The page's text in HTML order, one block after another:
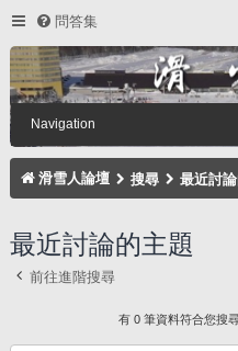
問答集
Navigation
滑雪人論壇 搜尋 最近討
最近討論的主題
前往進階搜尋
有 0 筆資料符合您搜